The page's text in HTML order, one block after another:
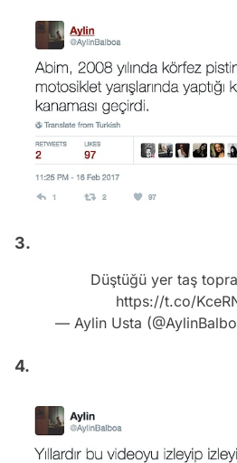
3.
Düştüğü yer taş
https://t.co/
— Aylin Usta
4.